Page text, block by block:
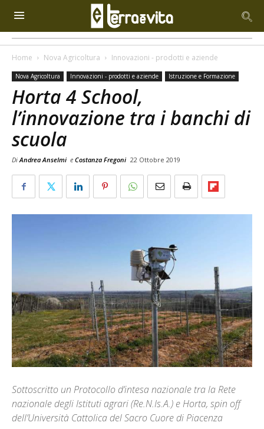
Home Nova Agricoltura Innovazioni - prodotti e aziende
Nova Agricoltura Innovazioni - prodotti e aziende Istruzione e Formazione
Horta 4 School,
l’innovazione tra i banchi di
scuola
DiAndrea Anselmi e Costanza Fregoni 22 Ottobre 2019
Sottoscritto un Protocollo d’intesa nazionale tra la Rete
nazionale degli Istituti agrari (Re.N.Is.A.) e Horta, spin off
dell’Università Cattolica del Sacro Cuore di Piacenza